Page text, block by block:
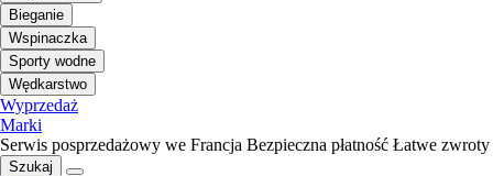
Bieganie
Wspinaczka
Sporty wodne
Wędkarstwo
Wyprzedaż
Marki
Serwis posprzedażowy we Francja Bezpieczna płatność Łatwe zwroty
Szukaj